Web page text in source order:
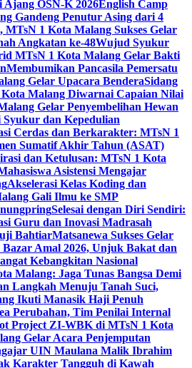
OSN-K 2026English Camp
Gandeng Penutur Asing dari 4
1 Kota Malang Sukses Gelar
Angkatan ke-48Wujud Syukur
MTsN 1 Kota Malang Gelar Bakti
Membumikan Pancasila Pemersatu
Gelar Upacara BenderaSidang
Malang Diwarnai Capaian Nilai
Gelar Penyembelihan Hewan
dan Kepedulian
Cerdas dan Berkarakter: MTsN 1
Sumatif Akhir Tahun (ASAT)
dan Ketulusan: MTsN 1 Kota
Asistensi Mengajar
Akselerasi Kelas Koding dan
Gali Ilmu ke SMP
Selesai dengan Diri Sendiri:
Guru dan Inovasi Madrasah
BahtiarMatsanewa Sukses Gelar
Amal 2026, Unjuk Bakat dan
Kebangkitan Nasional
Malang: Jaga Tunas Bangsa Demi
Langkah Menuju Tanah Suci,
Ikuti Manasik Haji Penuh
Perubahan, Tim Penilai Internal
Project ZI-WBK di MTsN 1 Kota
Gelar Acara Penjemputan
UIN Maulana Malik Ibrahim
Karakter Tangguh di Kawah